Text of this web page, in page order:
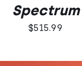
Spectrum
$515.99